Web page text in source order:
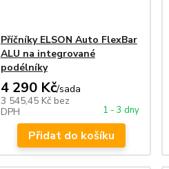
Příčníky ELSON Auto FlexBar
ALU na integrované
podélníky
4 290 Kč/sada
3 545,45 Kč bez
DPH
1 - 3 dny
Přidat do košíku